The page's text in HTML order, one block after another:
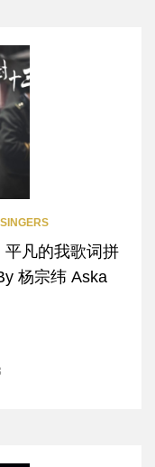
平凡的我歌词拼
杨宗纬 Aska